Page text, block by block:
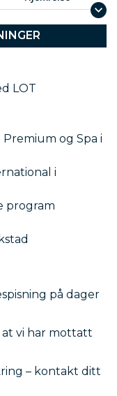
til
hvor
og
uforglemmelig
av og nyte den
riviera.
lokal mat,
reisemål stadig
en perfekt
bli med på
gjennom
LOT
og Spa i
i
program
på dager
vi har mottatt
– kontakt ditt